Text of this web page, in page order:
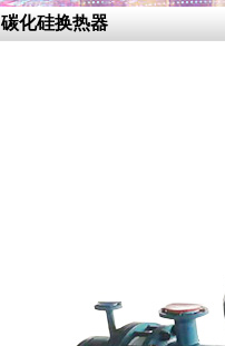
碳化硅换热器